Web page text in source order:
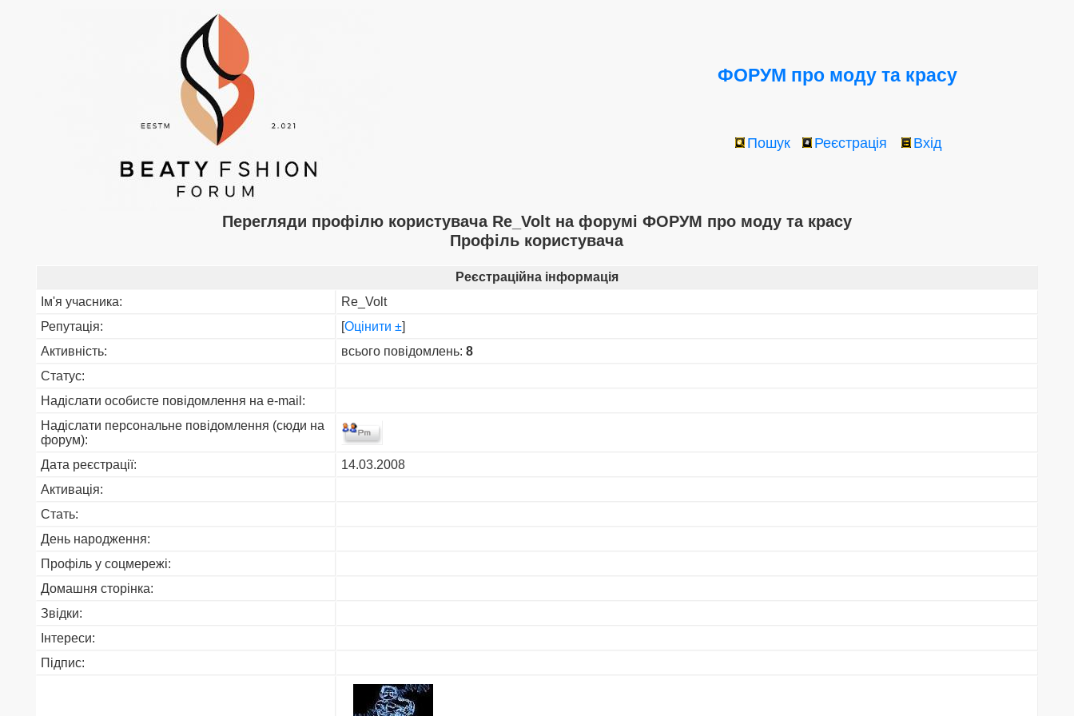
ФОРУМ про моду та красу
Пошук Реєстрація Вхід
Перегляди профілю користувача Re_Volt на форумі ФОРУМ про моду та красу
Профіль користувача
Реєстраційна інформація
Ім'я учасника:
Re_Volt
Репутація:
[Оцінити ±]
Активність:
всього повідомлень: 8
Статус:
Надіслати особисте повідомлення на e-mail:
Надіслати персональне повідомлення (сюди на
форум):
Дата реєстрації:
14.03.2008
Активація:
Стать:
День народження:
Профіль у соцмережі:
Домашня сторінка:
Звідки:
Інтереси:
Підпис: